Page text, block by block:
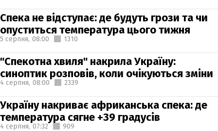
Спека не відступає: де будуть грози та чи
опуститься температура цього тижня
5 серпня, 08:00 1310
"Спекотна хвиля" накрила Україну:
синоптик розповів, коли очікуються зміни
4 серпня, 08:00 2339
Україну накриває африканська спека: де
температура сягне +39 градусів
4 серпня, 07:32 909